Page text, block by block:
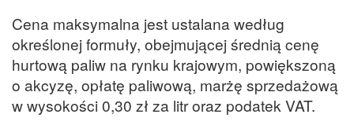
Cena maksymalna jest ustalana według
określonej formuły, obejmującej średnią cenę
hurtową paliw na rynku krajowym, powiększoną
o akcyzę, opłatę paliwową, marżę sprzedażową
w wysokości 0,30 zł za litr oraz podatek VAT.